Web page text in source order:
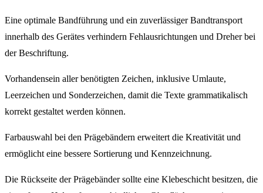
Eine optimale Bandführung und ein zuverlässiger Bandtransport
innerhalb des Gerätes verhindern Fehlausrichtungen und Dreher bei
der Beschriftung.
Vorhandensein aller benötigten Zeichen, inklusive Umlaute,
Leerzeichen und Sonderzeichen, damit die Texte grammatikalisch
korrekt gestaltet werden können.
Farbauswahl bei den Prägebändern erweitert die Kreativität und
ermöglicht eine bessere Sortierung und Kennzeichnung.
Die Rückseite der Prägebänder sollte eine Klebeschicht besitzen, die